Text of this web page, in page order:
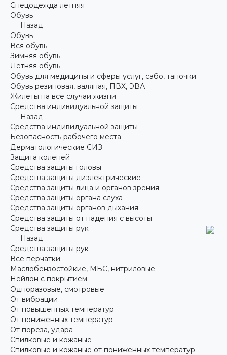
Спецодежда летняя
Обувь
Назад
Обувь
Вся обувь
Зимняя обувь
Летняя обувь
Обувь для медицины и сферы услуг, сабо, тапочки
Обувь резиновая, валяная, ПВХ, ЭВА
Жилеты на все случаи жизни
Средства индивидуальной защиты
Назад
Средства индивидуальной защиты
Безопасность рабочего места
Дерматологические СИЗ
Защита коленей
Средства защиты головы
Средства защиты диэлектрические
Средства защиты лица и органов зрения
Средства защиты органа слуха
Средства защиты органов дыхания
Средства защиты от падения с высоты
Средства защиты рук
Назад
Средства защиты рук
Все перчатки
Маслобензостойкие, МБС, нитриловые
Нейлон с покрытием
Одноразовые, смотровые
От вибрации
От повышенных температур
От пониженных температур
От пореза, удара
Спилковые и кожаные
Спилковые и кожаные от пониженных температур